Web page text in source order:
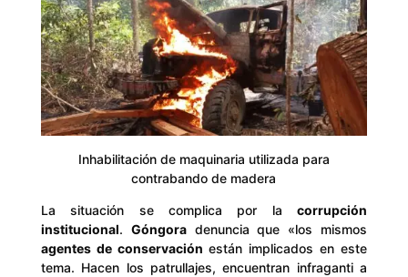
Inhabilitación de maquinaria utilizada para
contrabando de madera
La situación se complica por lacorrupción
institucional. Góngoradenuncia que «los mismos
agentes de conservación están implicados en este
tema. Hacen los patrullajes, encuentran infraganti a